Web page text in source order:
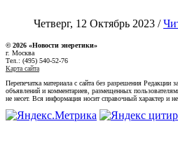
Четверг, 12 Октябрь 2023 /
© 2026 «Новости энеретики»
г. Москва
Тел.: (495) 540-52-76
Карта сайта
Перепечатка материала с сайта без разрешения Редакции
объявлений и комментариев, размещенных
не несет. Вся информация носит справочный характер и